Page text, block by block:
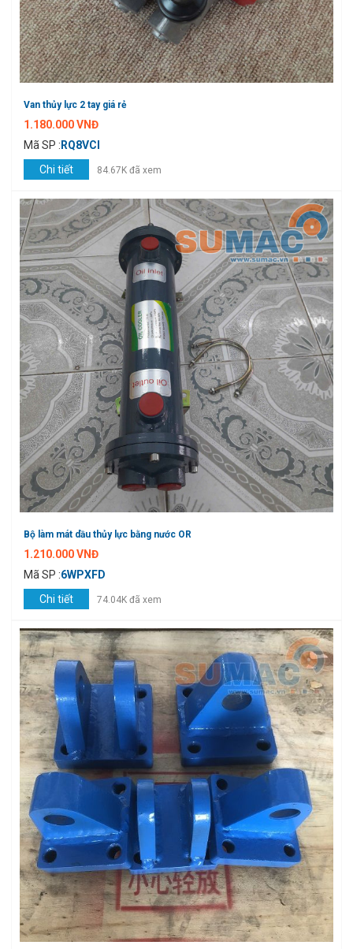
Van thủy lực 2 tay giá rẻ
1.180.000 VNĐ
Mã SP : RQ8VCI
Chi tiết
84.67K đã xem
Bộ làm mát dầu thủy lực bằng nước OR
1.210.000 VNĐ
Mã SP :6WPXFD
Chi tiết
74.04K đã xem